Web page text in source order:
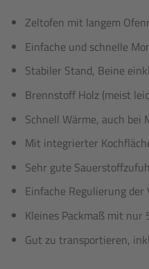
Zeltofen mit langem
Einfache und schnelle
Stabiler Stand, Beine
Brennstoff Holz (meist
Schnell Wärme, auch bei
Mit integrierter
Sehr gute
Einfache Regulierung der
Kleines Packmaß mit nur
Gut zu transportieren,